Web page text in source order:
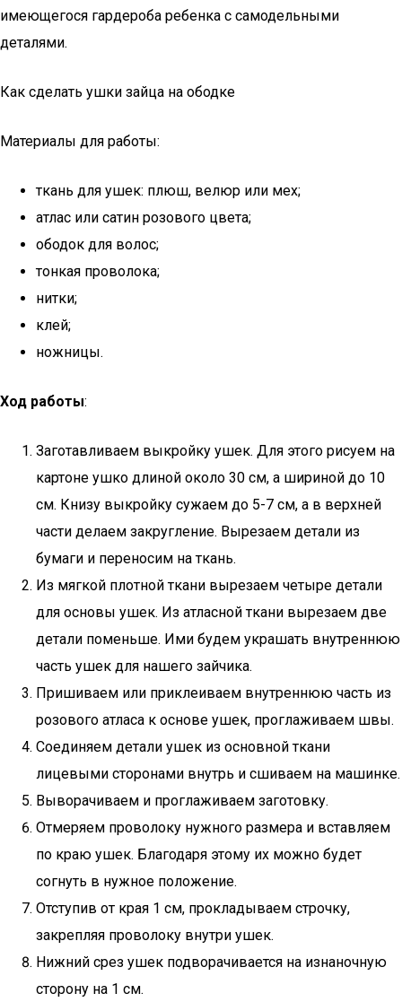
имеющегося гардероба ребенка с самодельными
деталями.
Как сделать ушки зайца на ободке
Материалы для работы:
ткань для ушек: плюш, велюр или мех;
атлас или сатин розового цвета;
ободок для волос;
тонкая проволока;
нитки;
клей;
ножницы.
Ход работы:
Заготавливаем выкройку ушек. Для этого рисуем на
картоне ушко длиной около 30 см, а шириной до 10
см. Книзу выкройку сужаем до 5-7 см, а в верхней
части делаем закругление. Вырезаем детали из
бумаги и переносим на ткань.
Из мягкой плотной ткани вырезаем четыре детали
для основы ушек. Из атласной ткани вырезаем две
детали поменьше. Ими будем украшать внутреннюю
часть ушек для нашего зайчика.
Пришиваем или приклеиваем внутреннюю часть из
розового атласа к основе ушек, проглаживаем швы.
Соединяем детали ушек из основной ткани
лицевыми сторонами внутрь и сшиваем на машинке.
Выворачиваем и проглаживаем заготовку.
Отмеряем проволоку нужного размера и вставляем
по краю ушек. Благодаря этому их можно будет
согнуть в нужное положение.
Отступив от края 1 см, прокладываем строчку,
закрепляя проволоку внутри ушек.
Нижний срез ушек подворачивается на изнаночную
сторону на 1 см.